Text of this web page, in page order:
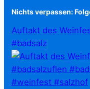
Nichts verpassen:
Auftakt des
#badsalz